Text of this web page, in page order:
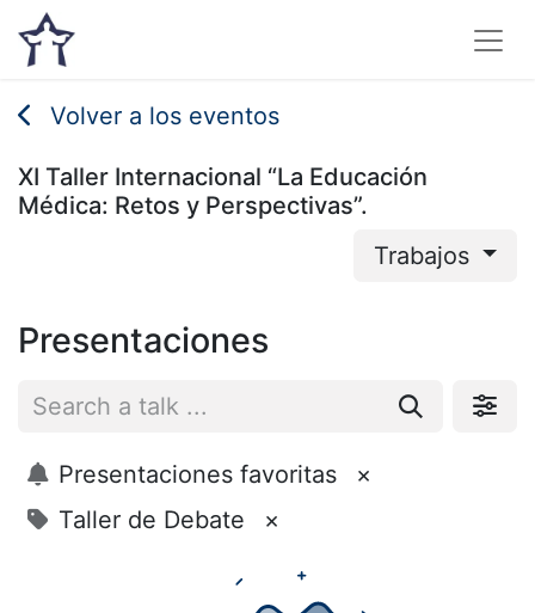
Volver a los eventos
XI Taller Internacional “La Educación
Médica: Retos y Perspectivas”.
Trabajos
Presentaciones
Presentaciones favoritas
×
Taller de Debate
×